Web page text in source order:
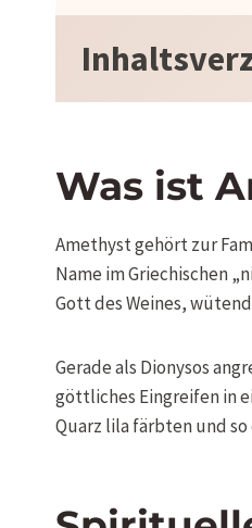
Was ist
Amethyst gehört zur
Name im Griechischen
Gott des Weines,
Gerade als Dionysos
göttliches Eingreifen in
Quarz lila färbten und